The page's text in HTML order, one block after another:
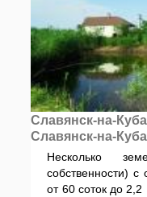
Славянск-на-
Славянск-на-
Несколько
собственности) с
от 60 соток до